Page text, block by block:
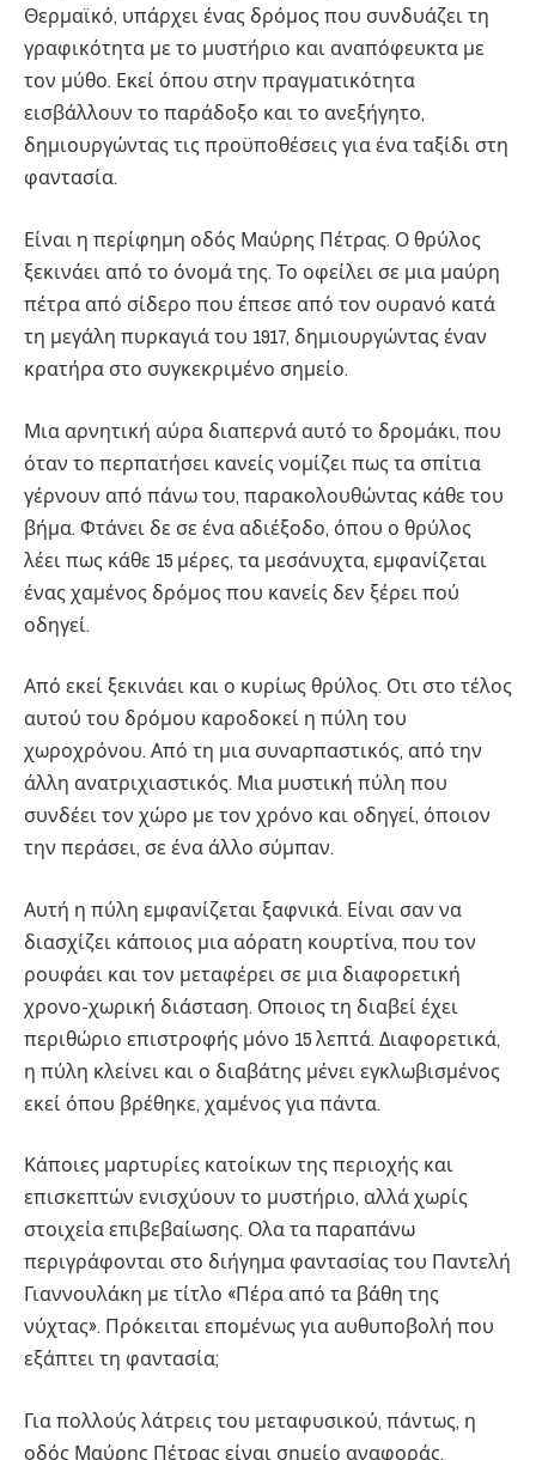
Θερμαϊκό, υπάρχει ένας δρόμος που συνδυάζει τη
γραφικότητα με το μυστήριο και αναπόφευκτα με
τον μύθο. Εκεί όπου στην πραγματικότητα
εισβάλλουν το παράδοξο και το ανεξήγητο,
δημιουργώντας τις προϋποθέσεις για ένα ταξίδι στη
φαντασία.
Είναι η περίφημη οδός Μαύρης Πέτρας. Ο θρύλος
ξεκινάει από το όνομά της. Το οφείλει σε μια μαύρη
πέτρα από σίδερο που έπεσε από τον ουρανό κατά
τη μεγάλη πυρκαγιά του 1917, δημιουργώντας έναν
κρατήρα στο συγκεκριμένο σημείο.
Μια αρνητική αύρα διαπερνά αυτό το δρομάκι, που
όταν το περπατήσει κανείς νομίζει πως τα σπίτια
γέρνουν από πάνω του, παρακολουθώντας κάθε του
βήμα. Φτάνει δε σε ένα αδιέξοδο, όπου ο θρύλος
λέει πως κάθε 15 μέρες, τα μεσάνυχτα, εμφανίζεται
ένας χαμένος δρόμος που κανείς δεν ξέρει πού
οδηγεί.
Από εκεί ξεκινάει και ο κυρίως θρύλος. Οτι στο τέλος
αυτού του δρόμου καροδοκεί η πύλη του
χωροχρόνου. Από τη μια συναρπαστικός, από την
άλλη ανατριχιαστικός. Μια μυστική πύλη που
συνδέει τον χώρο με τον χρόνο και οδηγεί, όποιον
την περάσει, σε ένα άλλο σύμπαν.
Αυτή η πύλη εμφανίζεται ξαφνικά. Είναι σαν να
διασχίζει κάποιος μια αόρατη κουρτίνα, που τον
ρουφάει και τον μεταφέρει σε μια διαφορετική
χρονο-χωρική διάσταση. Οποιος τη διαβεί έχει
περιθώριο επιστροφής μόνο 15 λεπτά. Διαφορετικά,
η πύλη κλείνει και ο διαβάτης μένει εγκλωβισμένος
εκεί όπου βρέθηκε, χαμένος για πάντα.
Κάποιες μαρτυρίες κατοίκων της περιοχής και
επισκεπτών ενισχύουν το μυστήριο, αλλά χωρίς
στοιχεία επιβεβαίωσης. Ολα τα παραπάνω
περιγράφονται στο διήγημα φαντασίας του Παντελή
Γιαννουλάκη με τίτλο «Πέρα από τα βάθη της
νύχτας». Πρόκειται επομένως για αυθυποβολή που
εξάπτει τη φαντασία;
Για πολλούς λάτρεις του μεταφυσικού, πάντως, η
οδός Μαύρης Πέτρας είναι σημείο αναφοράς.